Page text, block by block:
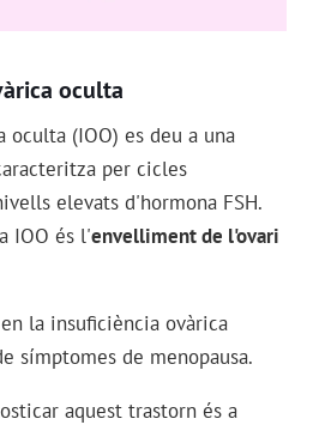
oculta
oculta (IOO) es deu a una
per cicles
elevats d'hormona FSH.
IOO és l'envelliment de l'ovari
la insuficiència ovàrica
símptomes de menopausa.
aquest trastorn és a